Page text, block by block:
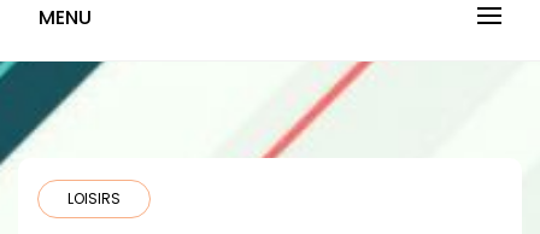
Flamme-
Eternelle.com
MENU
LOISIRS